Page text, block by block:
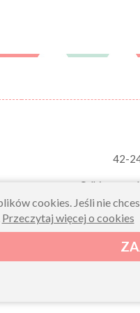
42-
Odbiory
cookies. Jeśli nie
Przeczytaj więcej o cookies